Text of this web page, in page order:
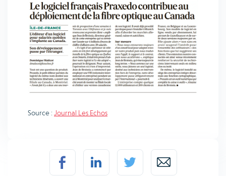
Source : Journal Les Echos